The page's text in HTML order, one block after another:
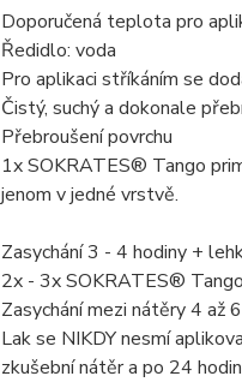
Doporučená teplota pro
Ředidlo: voda
Pro aplikaci stříkáním se
Čistý, suchý a dokonale
Přebroušení povrchu
1x SOKRATES® Tango
jenom v jedné vrstvě.
Zasychání 3 - 4 hodiny +
2x - 3x SOKRATES®
Zasychání mezi nátěry 4 až
Lak se NIKDY nesmí
zkušební nátěr a po 24